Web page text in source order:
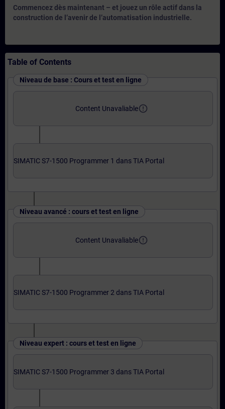
Commencez dès maintenant – et jouez un rôle actif dans la
construction de l’avenir de l’automatisation industrielle.
Table of Contents
Niveau de base : Cours et test en ligne
Content Unavaliableerror_outline
SIMATIC S7-1500 Programmer 1 dans TIA Portal
Niveau avancé : cours et test en ligne
Content Unavaliableerror_outline
SIMATIC S7-1500 Programmer 2 dans TIA Portal
Niveau expert : cours et test en ligne
SIMATIC S7-1500 Programmer 3 dans TIA Portal